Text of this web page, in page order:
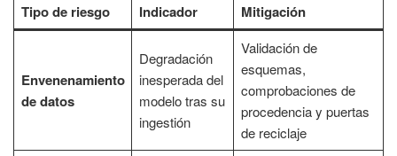
Tipo de riesgo Indicador Mitigación
Envenenamiento
de datos
Degradación
inesperada del
modelo tras su
ingestión
Validación de
esquemas,
comprobaciones de
procedencia y puertas
de reciclaje